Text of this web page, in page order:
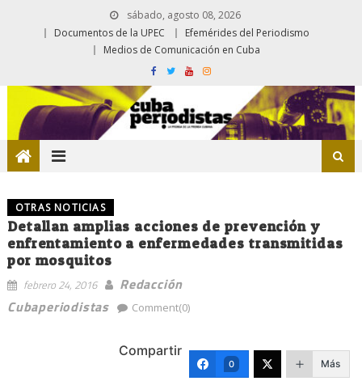
sábado, agosto 08, 2026
Documentos de la UPEC
Efemérides del Periodismo
Medios de Comunicación en Cuba
OTRAS NOTICIAS
Detallan amplias acciones de prevención y
enfrentamiento a enfermedades transmitidas
por mosquitos
febrero 24, 2016
Redacción
Cubaperiodistas
Comment(0)
Compartir
0 Más